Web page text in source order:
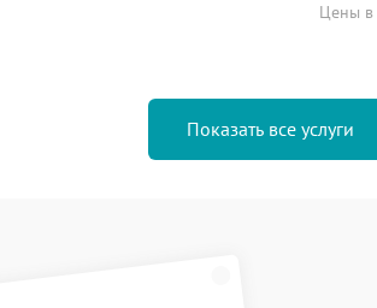
Цены в
Показать все услуги